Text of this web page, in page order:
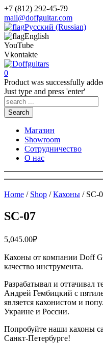
+7 (812) 292-45-79
mail@doffguitar.com
Русский (Russian)
English
YouTube
Vkontakte
0
Product was successfully
Just type and press 'enter'
Search
Магазин
Showroom
Сотрудничество
О нас
Home / Shop /Кахоны / SC-
SC-07
5,045.00₽
Кахоны от компании Doff
качество инструмента.
Разрабатывал и оттачивал
Андрей Гембицкий с
является кахонистом и
Украине и России.
Попробуйте наши кахоны
Санкт-Петербурге!